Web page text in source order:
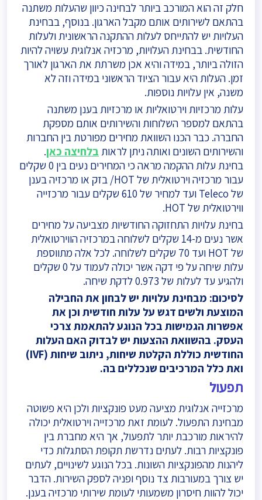
חלק זה הוא המורכב ביותר לבחינה כיוון שהעלות משתנה
בהתאם לשירותים אותם מקבל הארגון. בנוסף, בבחינת
העלויות יש להתייחס לעלות ההתקנה הראשונית ולעלות
החודשית. בבחינת העלויות, מרכזיה אנלוגית עשויה להיות
הזולה ביותר, במידה והיא אכן משרתת את הארגון לאורך
זמן. העלות היא עבור הציוד הראשוני במידה וזה לא
משנה, אין עלויות נוספות.
עלות מרכזיות וירטואליות או מרכזיות בענן משתנה
בהתאם למספר השלוחות והשירותים אותם מספקת
החברה. כבר הכנו השוואת מחירים מפורטת בין החברות
והשירותים השונים ואותה ניתן לראות בלחיצה כאן.
בחינת עלות ההקמה מראה כי המחירים נעים בין 0 שקלים
עבור מרכזיה וירטואלית של HOT/ בזק או מרכזיה בענן
של Teleco ועד למחיר של 610 שקלים עבור מרכזייה
ווירטואלית של HOT.
בחינת עלויות התחזוקה החודשיות מצביעה על מחירים
אשר נעים מ-14 שקלים לשלוחה במרכזיה הווירטואלית
של HOT ועד 70 שקלים לשלוחה. לכל אלה מתווספת
עלות שיחה על פי דקה אשר יכולה לעמוד על 0 שקלים
ולהגיע עד לעלות של 0.973 לדקת שיחה.
לסיכום: מבחינת עלויות יש לבחון את החבילה
המוצעת ולשים דגש על עלות חודשית וכן את
אפשרות הגמישות בכל הנוגע להתאמת צרכי
העסק. בהשוואת ההצעות יש לבדוק האם העלות
החודשית כוללת הקלטת שיחות, ניתוב שיחות (IVF
)
ואת כלל המרכיבים שנכללים בה.
תפעול
מרכזייה אנלוגית מציעה מעט פונקציות ולכן היא פשוטה
מבחינת התפעול. לעומת זאת מרכזייה וירטואלית יכולה
להיראות מורכבת יותר לתפעול, אך היא מחברת בין
פונקציות רבות. לעתים נדרשת תקופת הסתגלות כדי
ליהנות מהפונקציות השונות. בכל הנוגע לשינויים, לעתים
יש צורך במעורבות צד נוסף ופניה לספק השירות. הדבר
יכול להוות חיסרון משמעותי לעומת שירותי מרכזיה בענן.